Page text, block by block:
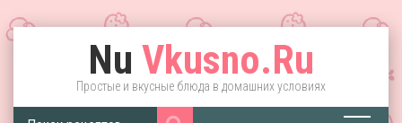
Nu Vkusno.Ru
Простые и вкусные блюда в домашних условиях